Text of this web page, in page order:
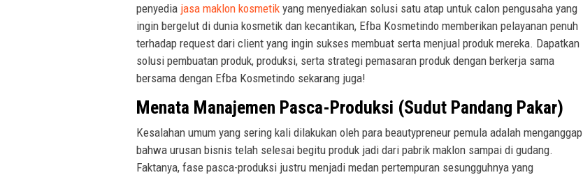
penyedia jasa maklon kosmetik yang menyediakan solusi satu atap untuk calon pengusaha yang
ingin bergelut di dunia kosmetik dan kecantikan, Efba Kosmetindo memberikan pelayanan penuh
terhadap request dari client yang ingin sukses membuat serta menjual produk mereka. Dapatkan
solusi pembuatan produk, produksi, serta strategi pemasaran produk dengan berkerja sama
bersama dengan Efba Kosmetindo sekarang juga!
Menata Manajemen Pasca-Produksi (Sudut Pandang Pakar)
Kesalahan umum yang sering kali dilakukan oleh para beautypreneur pemula adalah menganggap
bahwa urusan bisnis telah selesai begitu produk jadi dari pabrik maklon sampai di gudang.
Faktanya, fase pasca-produksi justru menjadi medan pertempuran sesungguhnya yang